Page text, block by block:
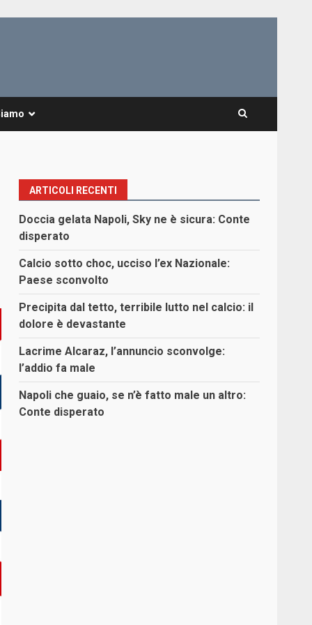
ARTICOLI RECENTI
Doccia gelata Napoli, Sky ne è sicura: Conte
disperato
Calcio sotto choc, ucciso l’ex Nazionale:
Paese sconvolto
Precipita dal tetto, terribile lutto nel calcio: il
dolore è devastante
Lacrime Alcaraz, l’annuncio sconvolge:
l’addio fa male
Napoli che guaio, se n’è fatto male un altro:
Conte disperato